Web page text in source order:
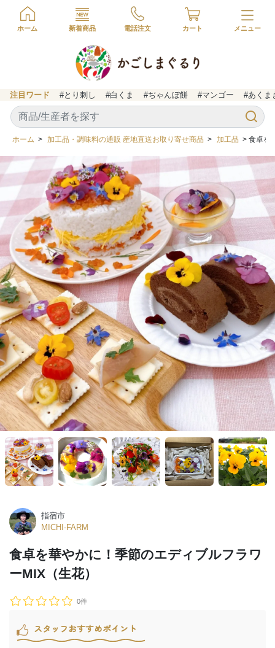
ホーム 新着商品 電話注文 カート
注目ワード #とり刺し #白くま #ぢゃんぼ餅 #マンゴー #あくま
ホーム > 加工品・調味料の通販 産地直送お取り寄せ商品 > 加工品 > 食卓を
指宿市
MICHI-FARM
食卓を華やかに！季節のエディブルフラワ
ーMIX（生花）
0件
スタッフおすすめポイント